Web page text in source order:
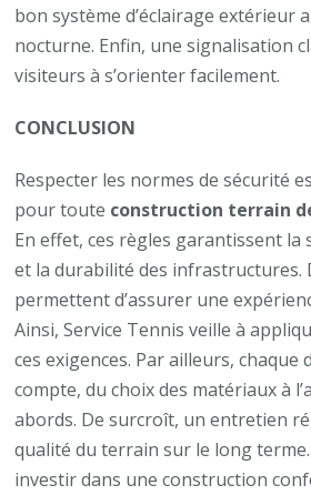
bon système d’éclairage extérieur
nocturne. Enfin, une signalisation
visiteurs à s’orienter facilement.
CONCLUSION
Respecter les normes de sécurité
pour toute construction terrain
En effet, ces règles garantissent la
et la durabilité des infrastructures.
permettent d’assurer une
Ainsi, Service Tennis veille à
ces exigences. Par ailleurs, chaque
compte, du choix des matériaux à
abords. De surcroît, un entretien
qualité du terrain sur le long terme.
investir dans une construction